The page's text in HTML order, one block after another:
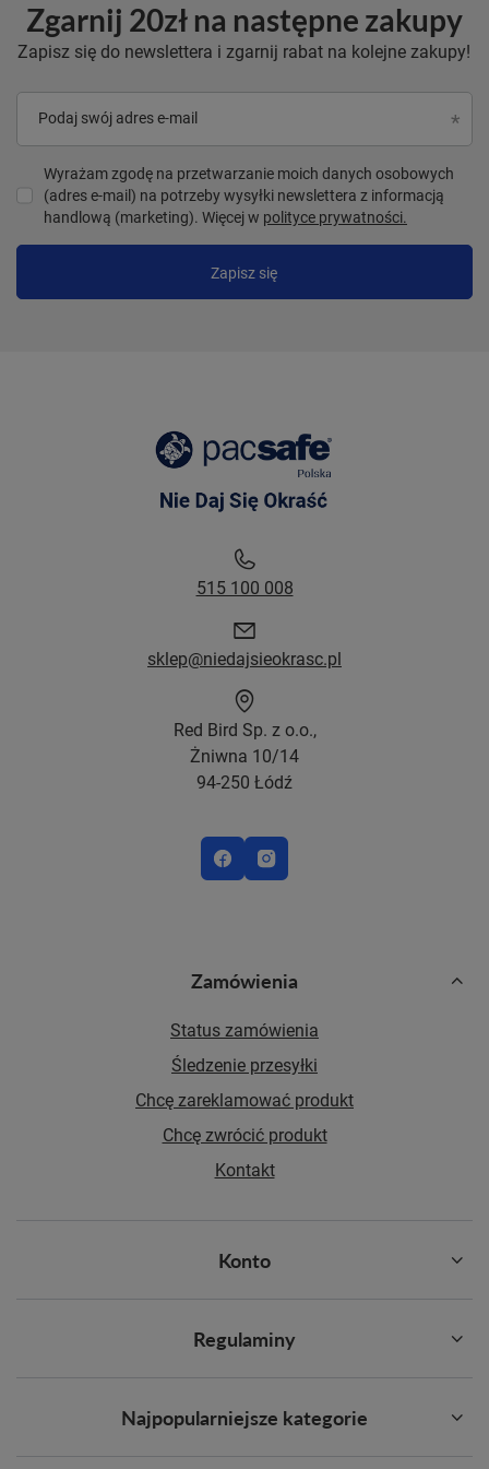
Zgarnij 20zł na następne zakupy
Zapisz się do newslettera i zgarnij rabat na kolejne zakupy!
Podaj swój adres e-mail
Wyrażam zgodę na przetwarzanie moich danych osobowych
(adres e-mail) na potrzeby wysyłki newslettera z informacją
handlową (marketing). Więcej w polityce prywatności.
Zapisz się
Zamówienia
Status zamówienia
Śledzenie przesyłki
Chcę zareklamować produkt
Chcę zwrócić produkt
Kontakt
Konto
Regulaminy
515 100 008
sklep@niedajsieokrasc.pl
Red Bird Sp. z o.o.,
Żniwna 10/14
94-250 Łódź
Najpopularniejsze kategorie